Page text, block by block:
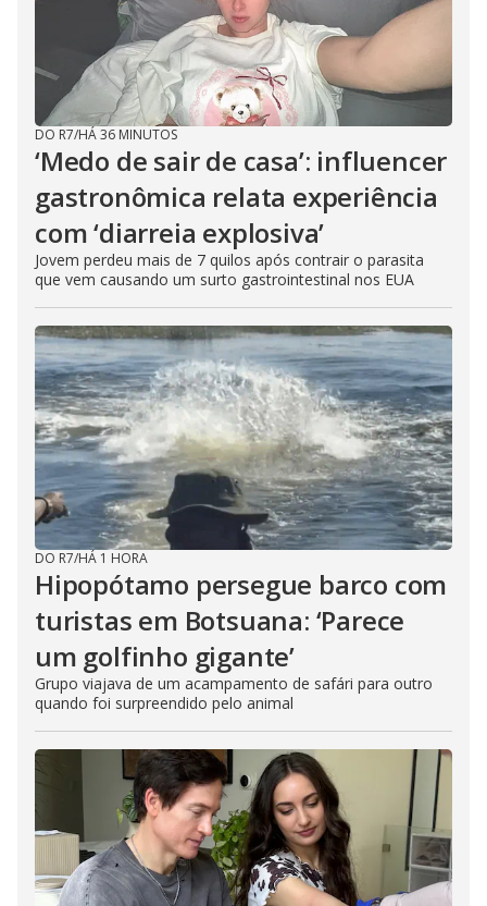
DO R7/HÁ 36 MINUTOS
‘Medo de sair de casa’: influencer
gastronômica relata experiência
com ‘diarreia explosiva’
Jovem perdeu mais de 7 quilos após contrair o parasita
que vem causando um surto gastrointestinal nos EUA
DO R7/HÁ 1 HORA
Hipopótamo persegue barco com
turistas em Botsuana: ‘Parece
um golfinho gigante’
Grupo viajava de um acampamento de safári para outro
quando foi surpreendido pelo animal